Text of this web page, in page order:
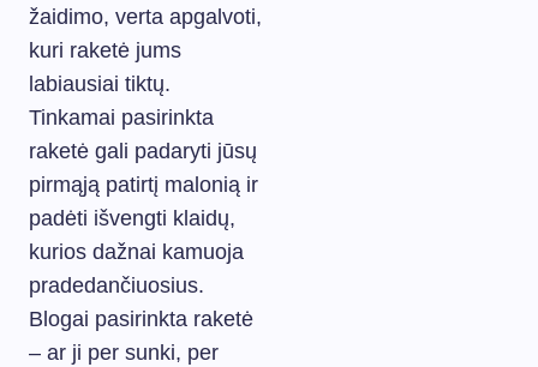
žaidimo, verta apgalvoti,
kuri raketė jums
labiausiai tiktų.
Tinkamai pasirinkta
raketė gali padaryti jūsų
pirmąją patirtį malonią ir
padėti išvengti klaidų,
kurios dažnai kamuoja
pradedančiuosius.
Blogai pasirinkta raketė
– ar ji per sunki, per